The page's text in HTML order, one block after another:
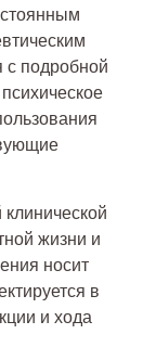
подробной
жизни и
носит
в
и хода